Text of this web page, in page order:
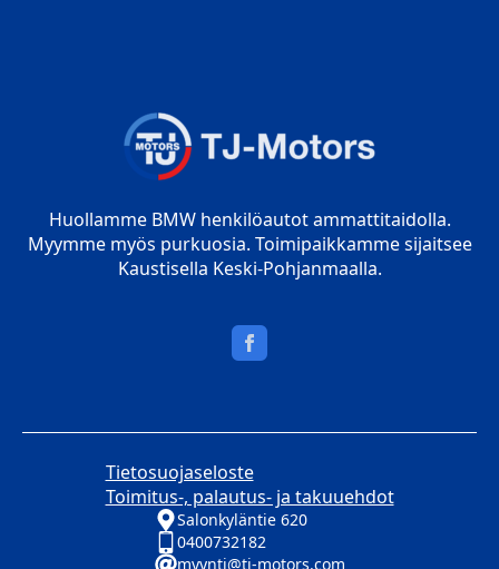
Huollamme BMW henkilöautot ammattitaidolla.
Myymme myös purkuosia. Toimipaikkamme sijaitsee
Kaustisella Keski-Pohjanmaalla.
Tietosuojaseloste
Toimitus-, palautus- ja takuuehdot
Salonkyläntie 620
0400732182
myynti@tj-motors.com